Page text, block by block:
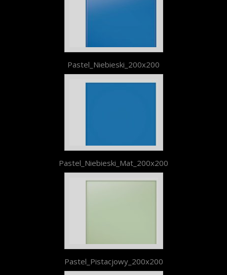
Pastel_Niebieski_200x200
Pastel_Niebieski_Mat_200x200
Pastel_Pistacjowy_200x200